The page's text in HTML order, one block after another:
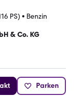
PS) • Benzin
& Co. KG
Parken